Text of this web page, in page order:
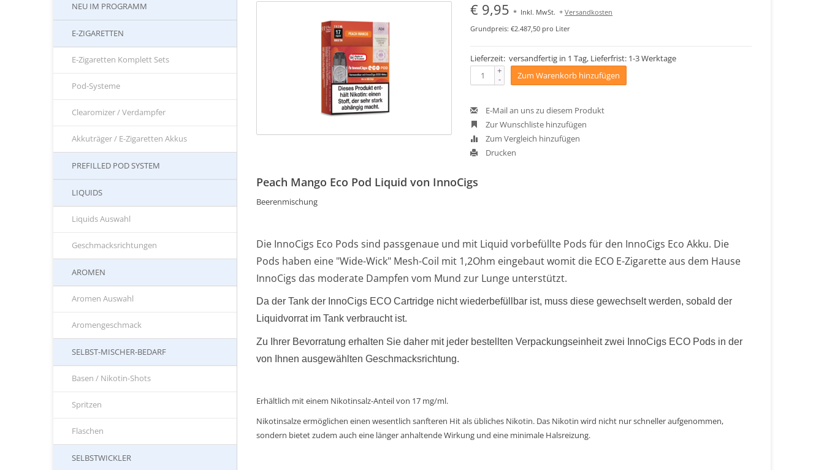
NEU IM PROGRAMM
E-ZIGARETTEN
E-Zigaretten Komplett Sets
Pod-Systeme
Clearomizer / Verdampfer
Akkuträger / E-Zigaretten Akkus
PREFILLED POD SYSTEM
LIQUIDS
Liquids Auswahl
Geschmacksrichtungen
AROMEN
Aromen Auswahl
Aromengeschmack
SELBST-MISCHER-BEDARF
Basen / Nikotin-Shots
Spritzen
Flaschen
SELBSTWICKLER
€ 9,95* Inkl. MwSt. +Versandkosten
Grundpreis: €2.487,50 pro Liter
Lieferzeit: versandfertig in 1 Tag, Lieferfrist: 1-3 Werktage
+
- Zum Warenkorb hinzufügen
E-Mail an uns zu diesem Produkt
Zur Wunschliste hinzufügen
Zum Vergleich hinzufügen
Drucken
Peach Mango Eco Pod Liquid von InnoCigs
Beerenmischung
Die InnoCigs Eco Pods sind passgenaue und mit Liquid vorbefüllte Pods für den InnoCigs Eco Akku. Die
Pods haben eine "Wide-Wick" Mesh-Coil mit 1,2Ohm eingebaut womit die ECO E-Zigarette aus dem Hause
InnoCigs das moderate Dampfen vom Mund zur Lunge unterstützt.
Da der Tank der InnoCigs ECO Cartridge nicht wiederbefüllbar ist, muss diese gewechselt werden, sobald der
Liquidvorrat im Tank verbraucht ist.
Zu Ihrer Bevorratung erhalten Sie daher mit jeder bestellten Verpackungseinheit zwei InnoCigs ECO Pods in der
von Ihnen ausgewählten Geschmacksrichtung.
Erhältlich mit einem Nikotinsalz-Anteil von 17 mg/ml.
Nikotinsalze ermöglichen einen wesentlich sanfteren Hit als übliches Nikotin. Das Nikotin wird nicht nur schneller aufgenommen,
sondern bietet zudem auch eine länger anhaltende Wirkung und eine minimale Halsreizung.